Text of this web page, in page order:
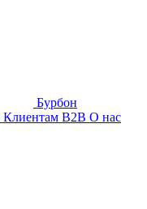
Бурбон
Клиентам B2B О нас